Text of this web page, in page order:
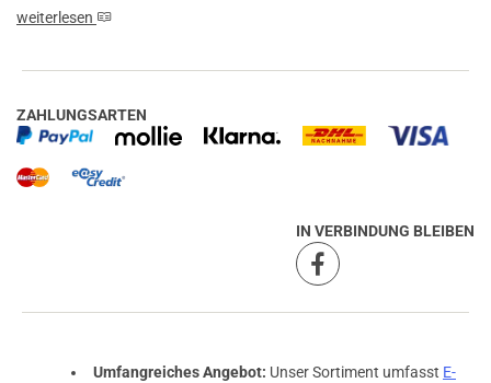
weiterlesen
ZAHLUNGSARTEN
IN VERBINDUNG BLEIBEN
Umfangreiches Angebot: Unser Sortiment umfasst E-